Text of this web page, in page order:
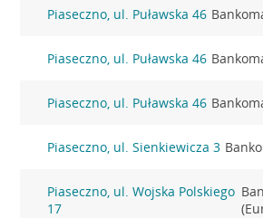
Piaseczno, ul. Puławska 46
Piaseczno, ul. Puławska 46
Piaseczno, ul. Puławska 46
Piaseczno, ul. Sienkiewicza 3
Piaseczno, ul. Wojska Polskiego
17